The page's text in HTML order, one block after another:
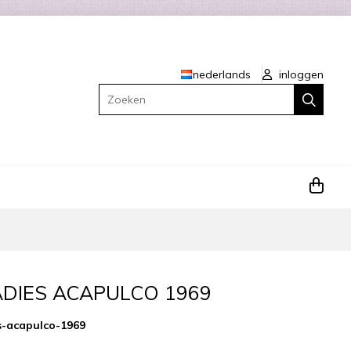
nederlands
inloggen
Zoeken
ACAPULCO 1969
1969